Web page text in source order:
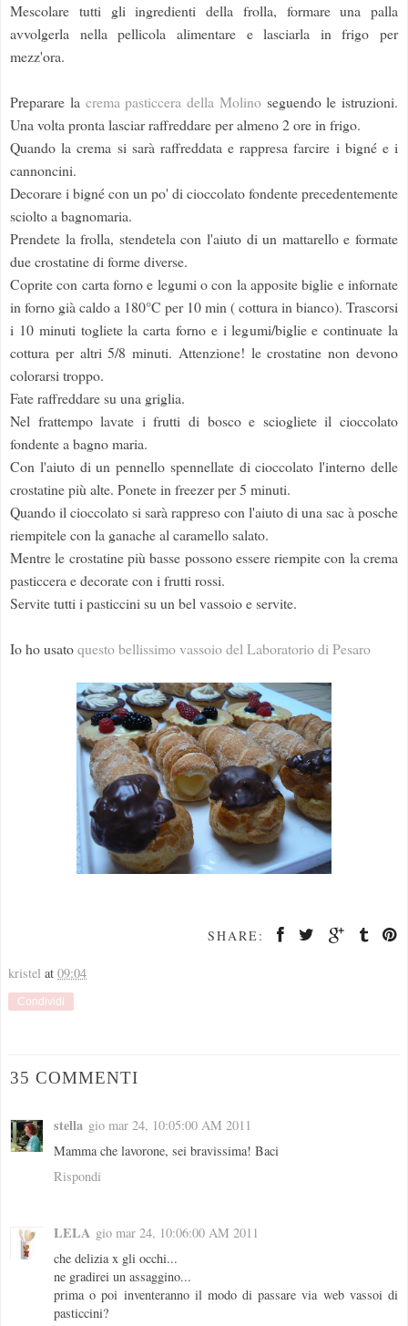
Mescolare tutti gli ingredienti della frolla, formare una palla
avvolgerla nella pellicola alimentare e lasciarla in frigo per
mezz'ora.
Preparare la crema pasticcera della Molinoseguendo le istruzioni.
Una volta pronta lasciar raffreddare per almeno 2 ore in frigo.
Quando la crema si sarà raffreddata e rappresa farcire i bigné e i
cannoncini.
Decorare i bigné con un po' di cioccolato fondente precedentemente
sciolto a bagnomaria.
Prendete la frolla, stendetela con l'aiuto di un mattarello e formate
due crostatine di forme diverse.
Coprite con carta forno e legumi o con la apposite biglie e infornate
in forno già caldo a 180°C per 10 min ( cottura in bianco). Trascorsi
i 10 minuti togliete la carta forno e i legumi/biglie e continuate la
cottura per altri 5/8 minuti. Attenzione! le crostatine non devono
colorarsi troppo.
Fate raffreddare su una griglia.
Nel frattempo lavate i frutti di bosco e sciogliete il cioccolato
fondente a bagno maria.
Con l'aiuto di un pennello spennellate di cioccolato l'interno delle
crostatine più alte. Ponete in freezer per 5 minuti.
Quando il cioccolato si sarà rappreso con l'aiuto di una sac à posche
riempitele con la ganache al caramello salato.
Mentre le crostatine più basse possono essere riempite con la crema
pasticcera e decorate con i frutti rossi.
Servite tutti i pasticcini su un bel vassoio e servite.
Io ho usatoquesto bellissimo vassoio del Laboratorio di Pesaro
SHARE:
kristel at 09:04
Condividi
35 COMMENTI
stella gio mar 24, 10:05:00 AM 2011
Mamma che lavorone, sei bravissima! Baci
Rispondi
LELA gio mar 24, 10:06:00 AM 2011
che delizia x gli occhi...
ne gradirei un assaggino...
prima o poi inventeranno il modo di passare via web vassoi di
pasticcini?